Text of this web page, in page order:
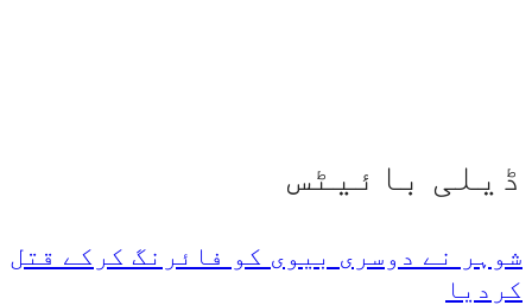
ڈیلی بائیٹس
شوہر نے دوسری بیوی کو فائرنگ کرکے قتل
کردیا